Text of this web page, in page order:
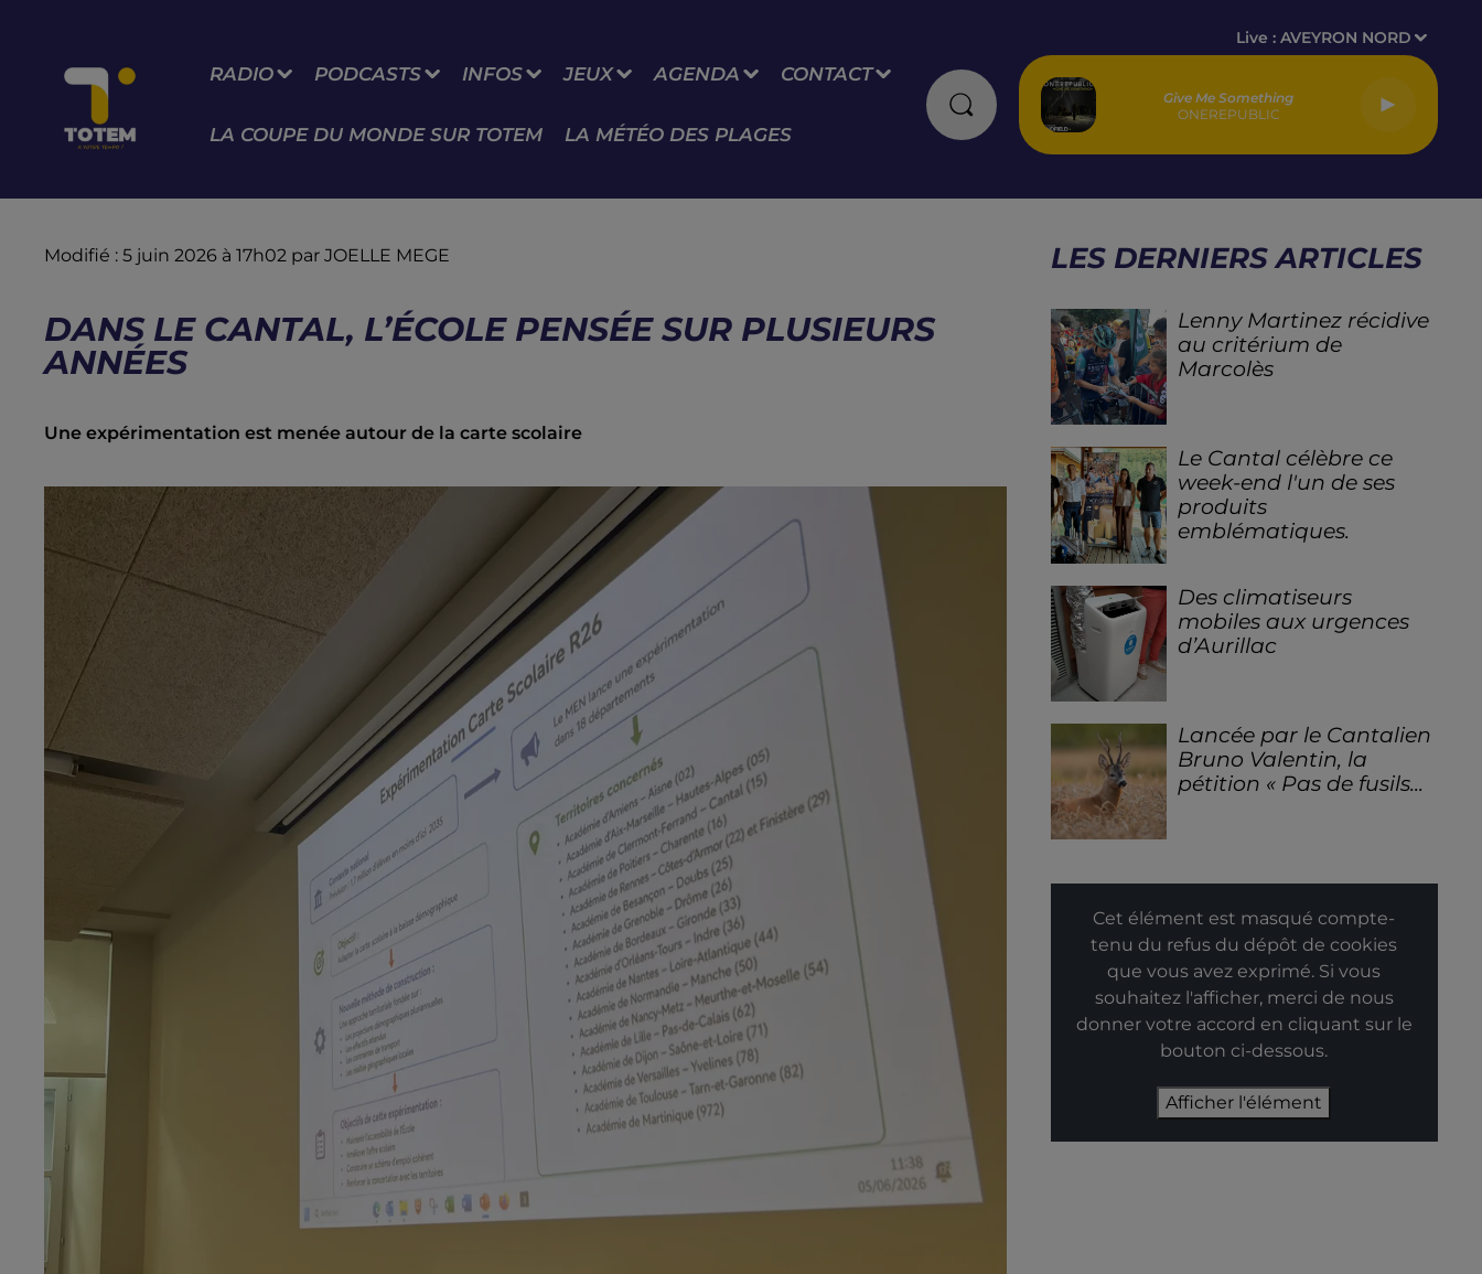
RADIO PODCASTS INFOS JEUX AGENDA CONTACT
LA COUPE DU MONDE SUR TOTEM LA MÉTÉO DES PLAGES
Live :AVEYRON NORD
Give Me Something
ONEREPUBLIC
Modifié : 5 juin 2026 à 17h02 par JOELLE MEGE
DANS LE CANTAL, L’ÉCOLE PENSÉE SUR PLUSIEURS
ANNÉES
Une expérimentation est menée autour de la carte scolaire
LES DERNIERS ARTICLES
Lenny Martinez récidive
au critérium de
Marcolès
Le Cantal célèbre ce
week-end l'un de ses
produits
emblématiques.
Des climatiseurs
mobiles aux urgences
d’Aurillac
Lancée par le Cantalien
Bruno Valentin, la
pétition « Pas de fusils...
Cet élément est masqué compte-
tenu du refus du dépôt de cookies
que vous avez exprimé. Si vous
souhaitez l'afficher, merci de nous
donner votre accord en cliquant sur le
bouton ci-dessous.
Afficher l'élément